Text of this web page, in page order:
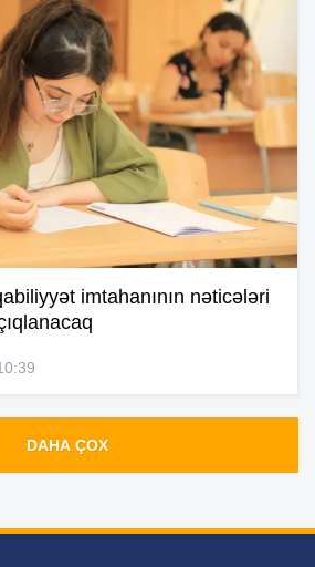
imtahanının nəticələri
DAHA ÇOX